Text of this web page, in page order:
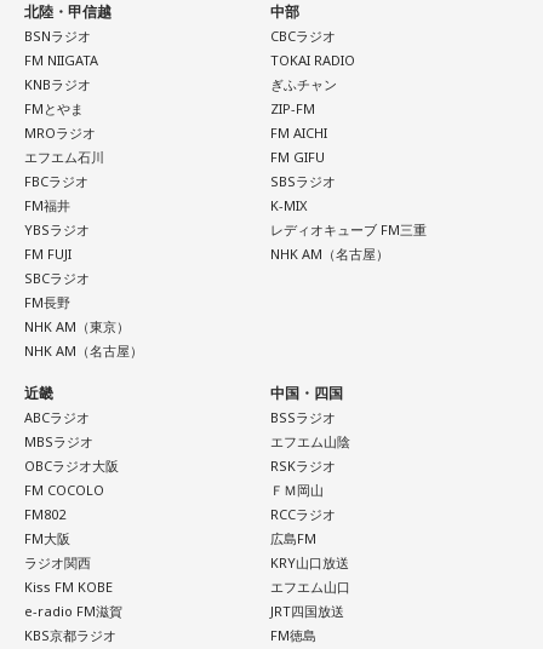
北陸・甲信越
BSNラジオ
FM NIIGATA
KNBラジオ
FMとやま
MROラジオ
エフエム石川
FBCラジオ
FM福井
YBSラジオ
FM FUJI
SBCラジオ
FM長野
NHK AM（東京）
NHK AM（名古屋）
中部
CBCラジオ
TOKAI RADIO
ぎふチャン
ZIP-FM
FM AICHI
FM GIFU
SBSラジオ
K-MIX
レディオキューブ FM三重
NHK AM（名古屋）
近畿
ABCラジオ
MBSラジオ
OBCラジオ大阪
FM COCOLO
FM802
FM大阪
ラジオ関西
Kiss FM KOBE
e-radio FM滋賀
KBS京都ラジオ
中国・四国
BSSラジオ
エフエム山陰
RSKラジオ
ＦＭ岡山
RCCラジオ
広島FM
KRY山口放送
エフエム山口
JRT四国放送
FM徳島